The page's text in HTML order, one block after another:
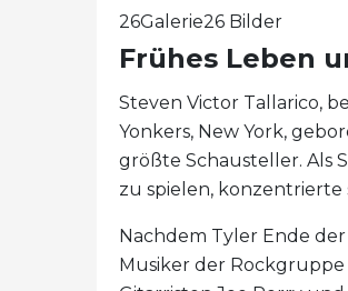
26Galerie26 Bilder
Frühes Leben
Steven Victor Tallarico,
Yonkers, New York,
größte Schausteller. Als
zu spielen, konzentrierte
Nachdem Tyler Ende
Musiker der